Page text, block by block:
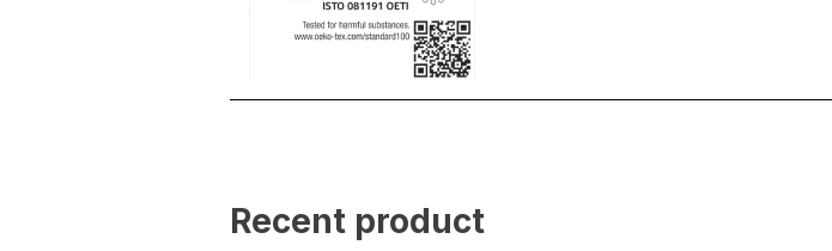
Recent product
Statistik
Statistik-Cookies helfen Website-Betreibern zu verstehen, wie
indem sie anonyme Informationen sammeln und melden.
Marketing-Cookies werden verwendet, um Benutzer über
anzuzeigen, die für den einzelnen Benutzer relevant und